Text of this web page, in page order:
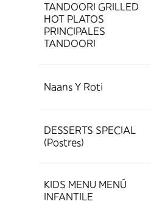
TANDOORI GRILLED
HOT PLATOS
PRINCIPALES
TANDOORI
Naans Y Roti
DESSERTS SPECIAL
(Postres)
KIDS MENU MENÚ
INFANTILE